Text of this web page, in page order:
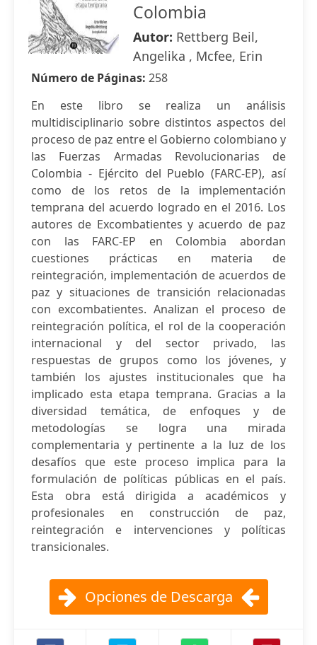
Colombia
Autor: Rettberg Beil,
Angelika , Mcfee, Erin
Número de Páginas: 258
En este libro se realiza un análisis
multidisciplinario sobre distintos aspectos del
proceso de paz entre el Gobierno colombiano y
las Fuerzas Armadas Revolucionarias de
Colombia - Ejército del Pueblo (FARC-EP), así
como de los retos de la implementación
temprana del acuerdo logrado en el 2016. Los
autores de Excombatientes y acuerdo de paz
con las FARC-EP en Colombia abordan
cuestiones prácticas en materia de
reintegración, implementación de acuerdos de
paz y situaciones de transición relacionadas
con excombatientes. Analizan el proceso de
reintegración política, el rol de la cooperación
internacional y del sector privado, las
respuestas de grupos como los jóvenes, y
también los ajustes institucionales que ha
implicado esta etapa temprana. Gracias a la
diversidad temática, de enfoques y de
metodologías se logra una mirada
complementaria y pertinente a la luz de los
desafíos que este proceso implica para la
formulación de políticas públicas en el país.
Esta obra está dirigida a académicos y
profesionales en construcción de paz,
reintegración e intervenciones y políticas
transicionales.
Opciones de Descarga